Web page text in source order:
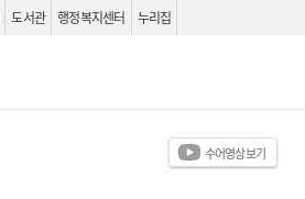
도서관 행정복지센터 누리집
수어영상보기